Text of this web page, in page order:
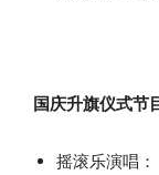
国庆升旗仪式节
摇滚乐演唱